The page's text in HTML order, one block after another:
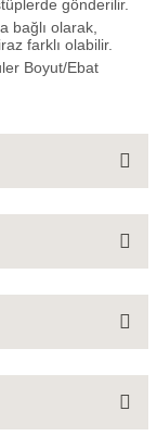
gönderilir.
bağlı olarak,
farklı olabilir.
Boyut/Ebat